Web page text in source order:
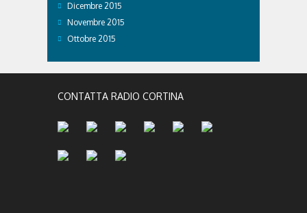
Dicembre 2015
Novembre 2015
Ottobre 2015
CONTATTA RADIO CORTINA